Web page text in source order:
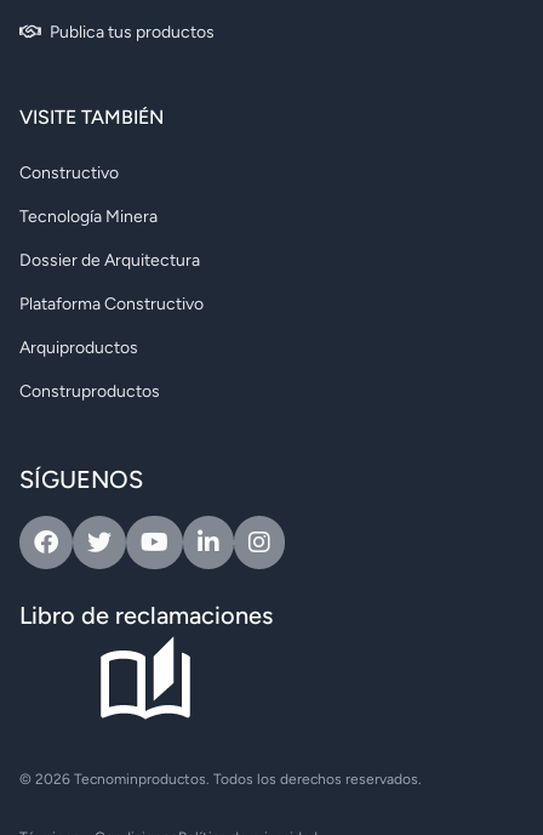
Publica tus productos
VISITE TAMBIÉN
Constructivo
Tecnología Minera
Dossier de Arquitectura
Plataforma Constructivo
Arquiproductos
Construproductos
SÍGUENOS
FacebookTwitterYoutubeLinkedinInstagram
Libro de reclamaciones
© 2026 Tecnominproductos. Todos los derechos reservados.